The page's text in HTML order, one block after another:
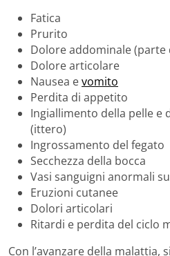
Fatica
Prurito
Dolore addominale (parte
Dolore articolare
Nausea evomito
Perdita di appetito
Ingiallimento della pelle e
(ittero)
Ingrossamento del fegato
Secchezza della bocca
Vasi sanguigni anormali
Eruzioni cutanee
Dolori articolari
Ritardi e perdita del ciclo
Con l’avanzare della malattia,